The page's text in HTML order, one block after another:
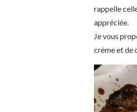
rappelle
appréciée.
Je vous
crème et de